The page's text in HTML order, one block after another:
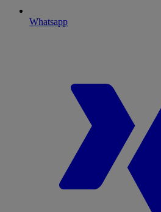
Whatsapp